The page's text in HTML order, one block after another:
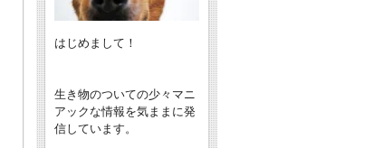
はじめまして！
生き物のついての少々マニ
アックな情報を気ままに発
信しています。